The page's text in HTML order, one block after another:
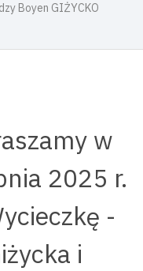
Boyen GIŻYCKO
w
2025 r.
-
i